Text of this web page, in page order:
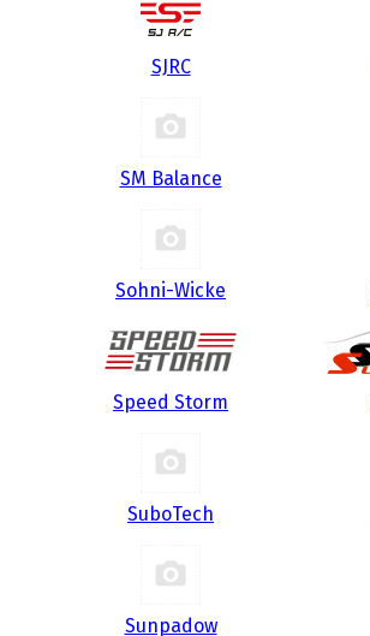
SJRC
SM Balance
Sohni-Wicke
Speed Storm
SuboTech
Sunpadow